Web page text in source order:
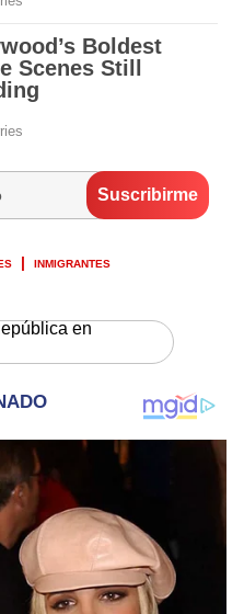
INMIGRANTES
en